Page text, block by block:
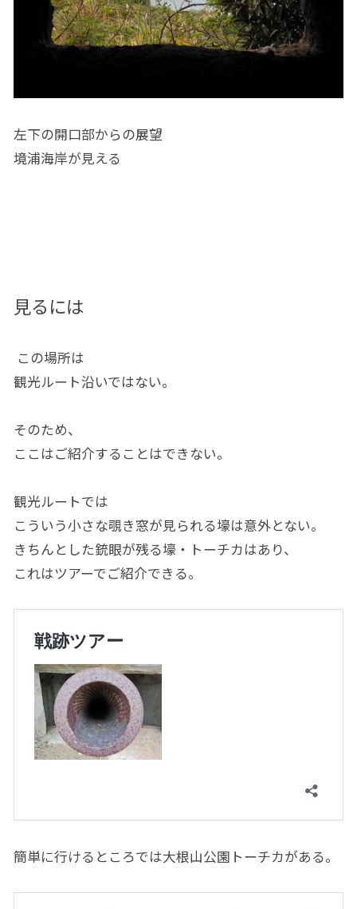
左下の開口部からの展望
境浦海岸が見える
見るには
この場所は
観光ルート沿いではない。
そのため、
ここはご紹介することはできない。
観光ルートでは
こういう小さな覗き窓が見られる壕は意外とない。
きちんとした銃眼が残る壕・トーチカはあり、
これはツアーでご紹介できる。
簡単に行けるところでは大根山公園トーチカがある。